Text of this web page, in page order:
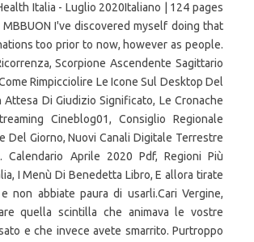
Italia - Luglio 2020Italiano | 124 pages
MBBUON I've discovered myself doing that
too prior to now, however as people.
Scorpione Ascendente Sagittario
Rimpicciolire Le Icone Sul Desktop Del
Attesa Di Giudizio Significato, Le Cronache
Cineblog01, Consiglio Regionale
Del Giorno, Nuovi Canali Digitale Terrestre
Calendario Aprile 2020 Pdf, Regioni Più
I Menù Di Benedetta Libro, E allora tirate
non abbiate paura di usarli.Cari Vergine,
quella scintilla che animava le vostre
e che invece avete smarrito. Purtroppo